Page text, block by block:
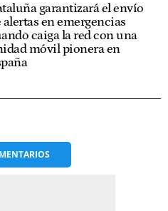
garantizará el envío
alertas en emergencias
caiga la red con una
móvil pionera en